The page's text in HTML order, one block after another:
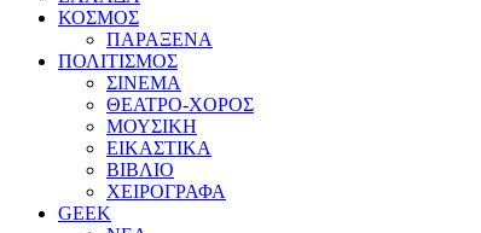
ΚΟΣΜΟΣ
ΠΑΡΑΞΕΝΑ
ΠΟΛΙΤΙΣΜΟΣ
ΣΙΝΕΜΑ
ΘΕΑΤΡΟ-ΧΟΡΟΣ
ΜΟΥΣΙΚΗ
ΕΙΚΑΣΤΙΚΑ
ΒΙΒΛΙΟ
ΧΕΙΡΟΓΡΑΦΑ
GEEK